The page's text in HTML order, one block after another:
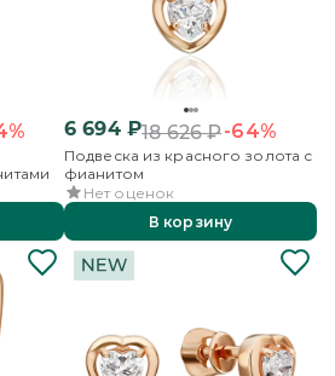
6 694₽18 626₽-64%
Подвеска из красного золота с
фианитом
Нет оценок
В корзину